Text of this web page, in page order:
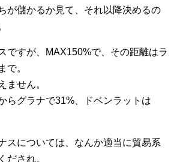
が儲かるか見て、それ以降決めるの
ですが、MAX150%で、その距離はラ
で。
ません。
らグラナで31%、ドベンラットは
スについては、なんか適当に貿易系
だされ。